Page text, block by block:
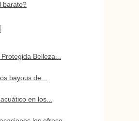
barato?
Belleza...
bayous de...
en los...